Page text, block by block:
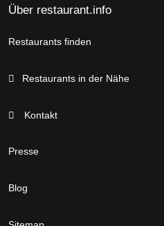
Über restaurant.info
Restaurants finden
Restaurants in der Nähe
Kontakt
Presse
Blog